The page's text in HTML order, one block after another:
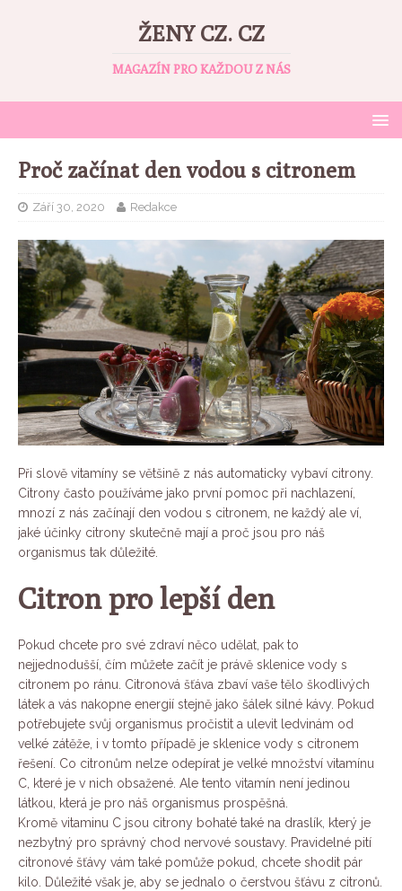
ŽENY CZ. CZ
MAGAZÍN PRO KAŽDOU Z NÁS
Proč začínat den vodou s citronem
Září 30, 2020 Redakce
Při slově vitamíny se většině z nás automaticky vybaví citrony.
Citrony často používáme jako první pomoc při nachlazení,
mnozí z nás začínají den vodou s citronem, ne každý ale ví,
jaké účinky citrony skutečně mají a proč jsou pro náš
organismus tak důležité.
Citron pro lepší den
Pokud chcete pro své zdraví něco udělat, pak to
nejjednodušší, čím můžete začít je právě sklenice vody s
citronem po ránu. Citronová šťáva zbaví vaše tělo škodlivých
látek a vás nakopne energií stejně jako šálek silné kávy. Pokud
potřebujete svůj organismus pročistit a ulevit ledvinám od
velké zátěže, i v tomto případě je sklenice vody s citronem
řešení. Co citronům nelze odepírat je velké množství vitamínu
C, které je v nich obsažené. Ale tento vitamín není jedinou
látkou, která je pro náš organismus prospěšná.
Kromě vitaminu C jsou citrony bohaté také na draslík, který je
nezbytný pro správný chod nervové soustavy. Pravidelné pití
citronové šťávy vám také pomůže pokud, chcete shodit pár
kilo. Důležité však je, aby se jednalo o čerstvou šťávu z citronů.